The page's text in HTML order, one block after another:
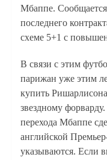
Мбаппе.
последнего
схеме 5+1 с
В связи с этим
парижан уже этим
купить
звездному
перехода Мбаппе
английской
указываются. Если